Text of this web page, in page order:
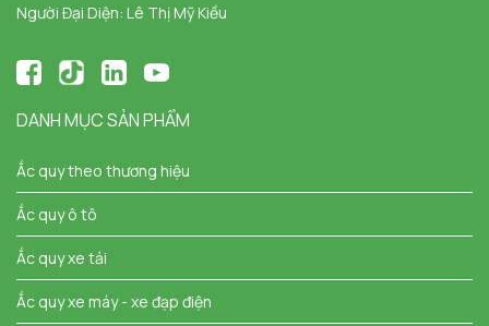
Người Đại Diện: Lê Thị Mỹ Kiều
DANH MỤC SẢN PHẨM
Ắc quy theo thương hiệu
Ắc quy ô tô
Ắc quy xe tải
Ắc quy xe máy - xe đạp điện